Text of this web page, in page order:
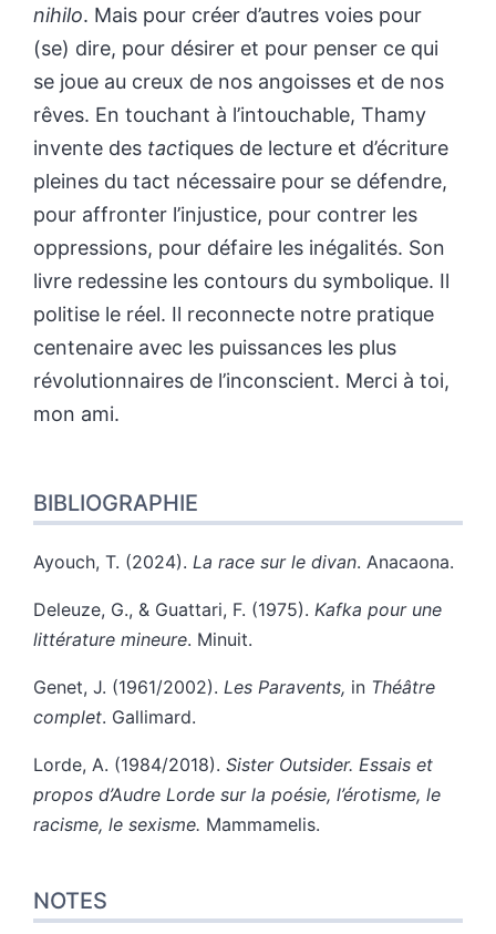
nihilo. Mais pour créer d’autres voies pour
(se) dire, pour désirer et pour penser ce qui
se joue au creux de nos angoisses et de nos
rêves. En touchant à l’intouchable, Thamy
invente des tactiques de lecture et d’écriture
pleines du tact nécessaire pour se défendre,
pour affronter l’injustice, pour contrer les
oppressions, pour défaire les inégalités. Son
livre redessine les contours du symbolique. Il
politise le réel. Il reconnecte notre pratique
centenaire avec les puissances les plus
révolutionnaires de l’inconscient. Merci à toi,
mon ami.
BIBLIOGRAPHIE
Ayouch, T. (2024). La race sur le divan. Anacaona.
Deleuze, G., & Guattari, F. (1975). Kafka pour une
littérature mineure. Minuit.
Genet, J. (1961/2002). Les Paravents, in Théâtre
complet. Gallimard.
Lorde, A. (1984/2018). Sister Outsider. Essais et
propos d’Audre Lorde sur la poésie, l’érotisme, le
racisme, le sexisme. Mammamelis.
NOTES